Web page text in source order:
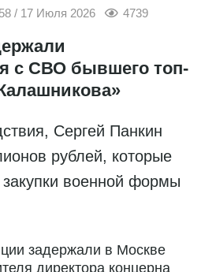
/ 17 Июля 2026 4739
с СВО бывшего топ-
Сергей Панкин
рублей, которые
военной формы
задержали в Москве
директора концерна